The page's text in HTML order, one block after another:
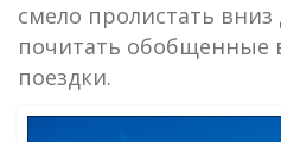
смело пролистать вниз
почитать обобщенные
поездки.